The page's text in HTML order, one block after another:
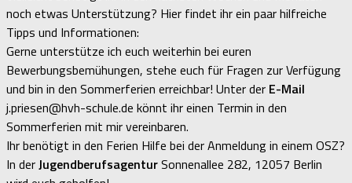
noch etwas Unterstützung? Hier findet ihr ein paar hilfreiche
Tipps und Informationen:
Gerne unterstütze ich euch weiterhin bei euren
Bewerbungsbemühungen, stehe euch für Fragen zur Verfügung
und bin in den Sommerferien erreichbar! Unter der E-Mail
j.priesen@hvh-schule.de könnt ihr einen Termin in den
Sommerferien mit mir vereinbaren.
Ihr benötigt in den Ferien Hilfe bei der Anmeldung in einem OSZ?
In derJugendberufsagenturSonnenallee 282, 12057 Berlin